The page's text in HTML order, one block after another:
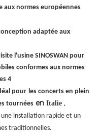
aux normes européennes
adaptée aux
pour les concerts en plein
tournées en Italie ,
installation rapide et un
traditionnelles.